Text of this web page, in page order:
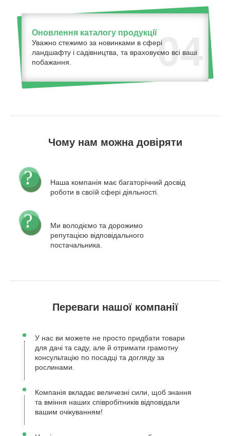
04
Оновлення каталогу продукції
Уважно стежимо за новинками в сфері
ландшафту і садівництва, та враховуємо всі ваші
побажання.
Чому нам можна довіряти
Наша компанія має багаторічний досвід
роботи в своїй сфері діяльності.
Ми володіємо та дорожимо
репутацією відповідального
постачальника.
Переваги нашої компанії
У нас ви можете не просто придбати товари
для дачі та саду, але й отримати грамотну
консультацію по посадці та догляду за
рослинами.
Компанія вкладає величезні сили, щоб знання
та вміння наших співробітників відповідали
вашим очікуванням!